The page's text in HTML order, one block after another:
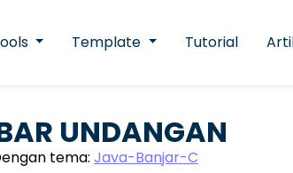
Template Tutorial
UNDANGAN
tema: Java-Banjar-C